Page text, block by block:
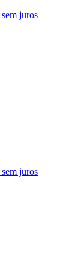
sem juros
sem juros